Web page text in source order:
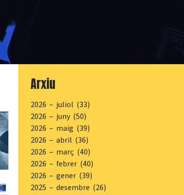
Arxiu
2026 – juliol (33)
2026 – juny (50)
2026 – maig (39)
2026 – abril (36)
2026 – març (40)
2026 – febrer (40)
2026 – gener (39)
2025 – desembre (26)